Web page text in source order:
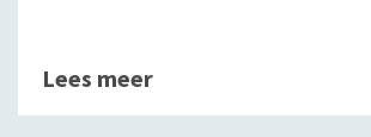
Lees meer